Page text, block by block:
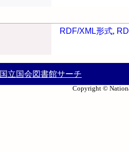
RDF/XML形式,
国立国会図書館サーチ
Copyright ©